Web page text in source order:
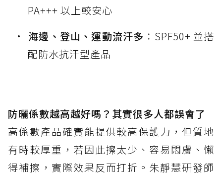
PA+++ 以上較安心
海邊、登山、運動流汗多 ：SPF50+ 並搭
配防水抗汗型產品
防曬係數越高越好嗎？其實很多人都誤會了
高係數產品確實能提供較高保護力，但質地
有時較厚重，若因此擦太少、容易悶膚、懶
得補擦，實際效果反而打折。朱靜慧研發師